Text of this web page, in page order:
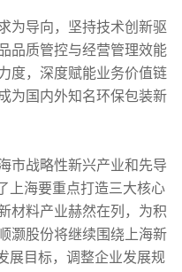
为导向，坚持技术创新驱
品质管控与经营管理效能
度，深度赋能业务价值链
为国内外知名环保包装新
市战略性新兴产业和先导
上海要重点打造三大核心
材料产业赫然在列，为积
灏股份将继续围绕上海新
展目标，调整企业发展规